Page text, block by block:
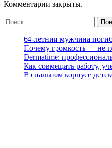
Комментарии закрыты.
64-летний мужчина
Почему громкость — не
Dermatime:
Как совмещать работу,
В спальном корпусе